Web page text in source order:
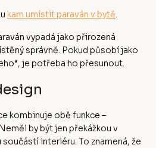
kam umístit paraván v bytě
vypadá jako přirozená
správně. Pokud působí jako
je potřeba ho přesunout.
kombinuje obě funkce –
by být jen překážkou v
interiéru. To znamená, že